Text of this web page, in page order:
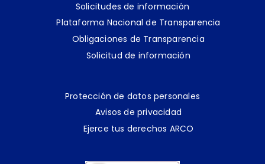
Solicitudes de información
Plataforma Nacional de Transparencia
Obligaciones de Transparencia
Solicitud de información
Protección de datos personales
Avisos de privacidad
Ejerce tus derechos ARCO